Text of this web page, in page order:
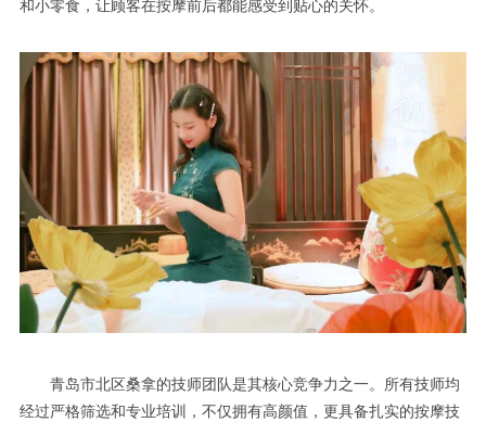
和小零食，让顾客在按摩前后都能感受到贴心的关怀。
青岛市北区桑拿的技师团队是其核心竞争力之一。所有技师均
经过严格筛选和专业培训，不仅拥有高颜值，更具备扎实的按摩技